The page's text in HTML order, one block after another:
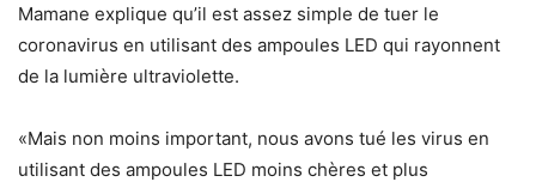
Mamane explique qu’il est assez simple de tuer le
coronavirus en utilisant des ampoules LED qui rayonnent
de la lumière ultraviolette.
«Mais non moins important, nous avons tué les virus en
utilisant des ampoules LED moins chères et plus